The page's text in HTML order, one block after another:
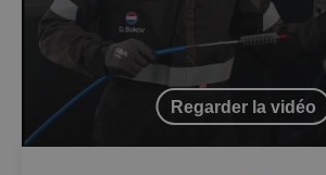
Regarder la vidéo